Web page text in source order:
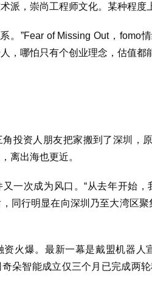
派，崇尚工程师文化。某种程度
。”Fear of Missing Out，fomo
，哪怕只有个创业理念，估值都
投资人朋友把家搬到了深圳，
离出海也更近。
一次成为风口。“从去年开始
，同行明显在向深圳乃至大湾区
资火爆。最新一幕是戴盟机器人
朵智能成立仅三个月已完成两